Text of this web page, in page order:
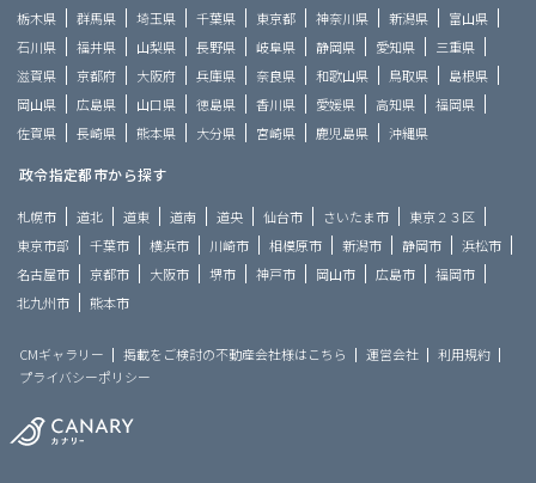
栃木県
群馬県 埼玉県 千葉県 東京都 神奈川県 新潟県
富山県
石川県
福井県 山梨県 長野県 岐阜県 静岡県 愛知県
三重県
滋賀県
京都府 大阪府 兵庫県 奈良県 和歌山県 鳥取県
島根県
岡山県
広島県 山口県 徳島県 香川県 愛媛県 高知県
福岡県
佐賀県
長崎県 熊本県 大分県 宮崎県 鹿児島県 沖縄県
政令指定都市から探す
札幌市 道北 道東 道南 道央 仙台市 さいたま市
東京２３区
東京市部
千葉市 横浜市 川崎市 相模原市 新潟市 静岡市
浜松市
名古屋市
京都市 大阪市 堺市 神戸市 岡山市 広島市
福岡市
北九州市
熊本市
CMギャラリー 掲載をご検討の不動産会社様はこちら 運営会社
利用規約
プライバシーポリシー